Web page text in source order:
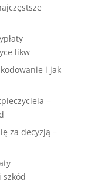
likw
i jak
–
za decyzją –
szkód